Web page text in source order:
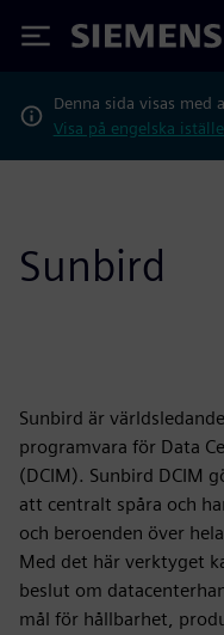
Siemens
Denna sida visas med
Visa på engelska
Sunbird
Sunbird är
programvara för Data
(DCIM). Sunbird DCIM
att centralt spåra och
och beroenden över
Med det här verktyget
beslut om
mål för hållbarhet,